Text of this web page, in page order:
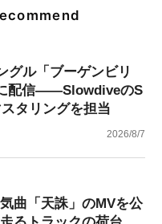
グル「ブーゲンビリ
配信——SlowdiveのS
タリングを担当
2026/8/7
曲「天誅」のMVを公